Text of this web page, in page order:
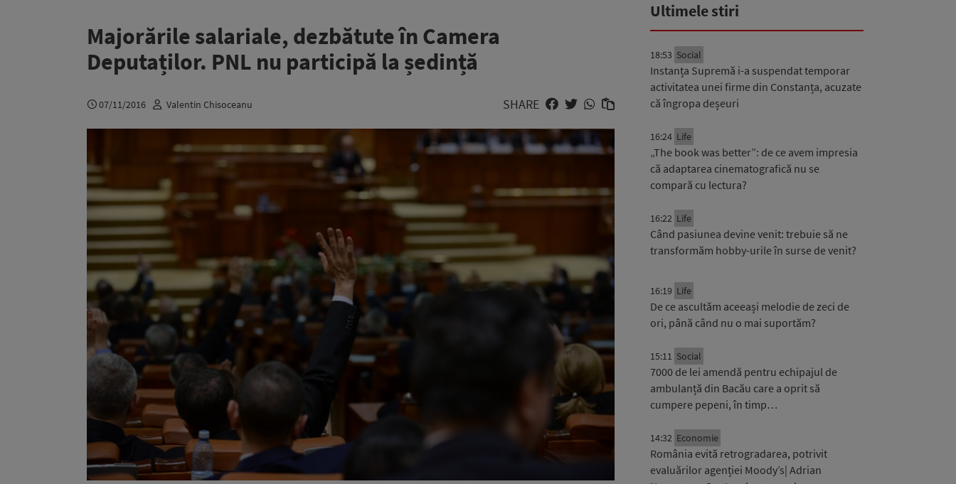
Majorările salariale, dezbătute în Camera
Deputaților. PNL nu participă la ședință
07/11/2016 Valentin Chisoceanu SHARE
Ultimele stiri
18:53 Social
Instanța Supremă i-a suspendat temporar
activitatea unei firme din Constanța, acuzate
că îngropa deșeuri
16:24 Life
„The book was better”: de ce avem impresia
că adaptarea cinematografică nu se
compară cu lectura?
16:22 Life
Când pasiunea devine venit: trebuie să ne
transformăm hobby-urile în surse de venit?
16:19 Life
De ce ascultăm aceeași melodie de zeci de
ori, până când nu o mai suportăm?
15:11 Social
7000 de lei amendă pentru echipajul de
ambulanță din Bacău care a oprit să
cumpere pepeni, în timp…
14:32 Economie
România evită retrogradarea, potrivit
evaluărilor agenției Moody’s| Adrian